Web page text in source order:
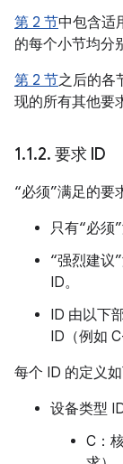
第 2 节中包含适
的每个小节均分
第 2 节之后的各
现的所有其他要
1.1.2. 要求 ID
“必须”满足的要
只有“必须
“强烈建议
ID。
ID 由以下
ID（例如
每个 ID 的定义如
设备类型
C：